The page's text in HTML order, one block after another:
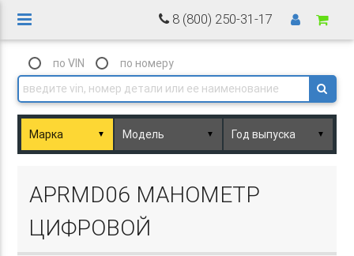
8 (800) 250-31-17
по VIN по номеру
▼ ▼ ▼
APRMD06 МАНОМЕТР
ЦИФРОВОЙ